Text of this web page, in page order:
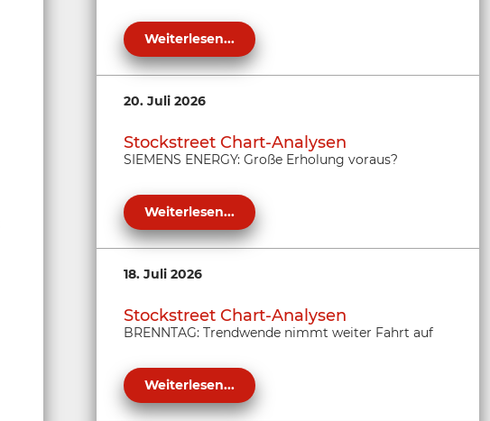
Weiterlesen...
20. Juli 2026
Stockstreet Chart-Analysen
SIEMENS ENERGY: Große Erholung voraus?
Weiterlesen...
18. Juli 2026
Stockstreet Chart-Analysen
BRENNTAG: Trendwende nimmt weiter Fahrt auf
Weiterlesen...